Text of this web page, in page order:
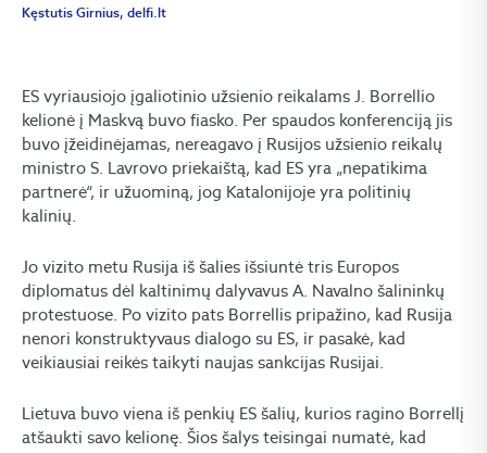
Kęstutis Girnius, delfi.lt
ES vyriausiojo įgaliotinio užsienio reikalams J. Borrellio
kelionė į Maskvą buvo fiasko. Per spaudos konferenciją jis
buvo įžeidinėjamas, nereagavo į Rusijos užsienio reikalų
ministro S. Lavrovo priekaištą, kad ES yra „nepatikima
partnerė“, ir užuominą, jog Katalonijoje yra politinių
kalinių.
Jo vizito metu Rusija iš šalies išsiuntė tris Europos
diplomatus dėl kaltinimų dalyvavus A. Navalno šalininkų
protestuose. Po vizito pats Borrellis pripažino, kad Rusija
nenori konstruktyvaus dialogo su ES, ir pasakė, kad
veikiausiai reikės taikyti naujas sankcijas Rusijai.
Lietuva buvo viena iš penkių ES šalių, kurios ragino Borrellį
atšaukti savo kelionę. Šios šalys teisingai numatė, kad